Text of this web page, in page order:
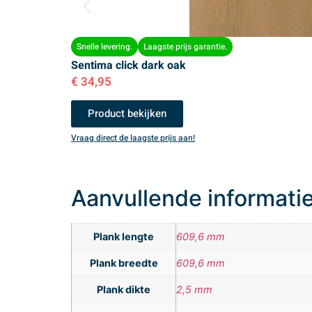
Snelle levering. Laagste prijs garantie.
Sentima click dark oak
€ 34,95
Product bekijken
Vraag direct de laagste prijs aan!
Aanvullende
Plank lengte 609,6 mm
Plank breedte 609,6 mm
Plank dikte 2,5 mm